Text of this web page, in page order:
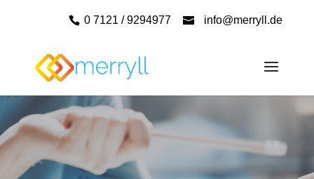
0 7121 / 9294977 info@merryll.de